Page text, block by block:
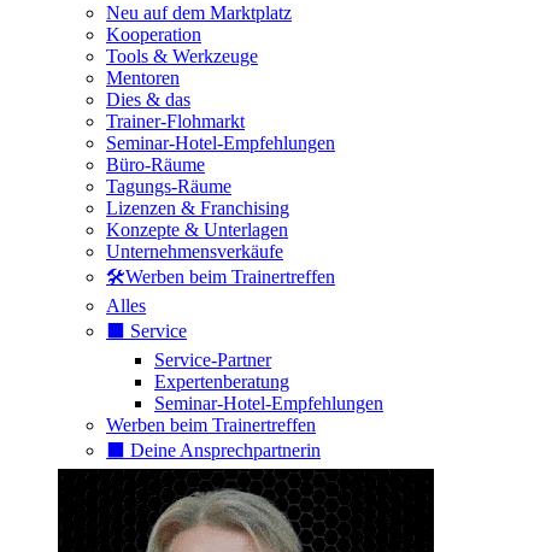
Neu auf dem Marktplatz
Kooperation
Tools & Werkzeuge
Mentoren
Dies & das
Trainer-Flohmarkt
Seminar-Hotel-Empfehlungen
Büro-Räume
Tagungs-Räume
Lizenzen & Franchising
Konzepte & Unterlagen
Unternehmensverkäufe
🛠️Werben beim Trainertreffen
Alles
⬛️ Service
Service-Partner
Expertenberatung
Seminar-Hotel-Empfehlungen
Werben beim Trainertreffen
⬛️ Deine Ansprechpartnerin